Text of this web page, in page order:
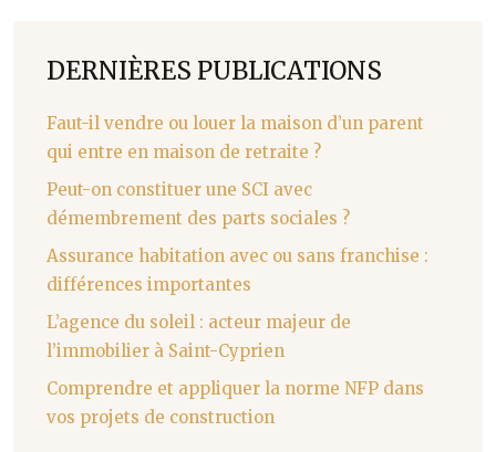
DERNIÈRES PUBLICATIONS
Faut-il vendre ou louer la maison d’un parent
qui entre en maison de retraite ?
Peut-on constituer une SCI avec
démembrement des parts sociales ?
Assurance habitation avec ou sans franchise :
différences importantes
L’agence du soleil : acteur majeur de
l’immobilier à Saint-Cyprien
Comprendre et appliquer la norme NFP dans
vos projets de construction